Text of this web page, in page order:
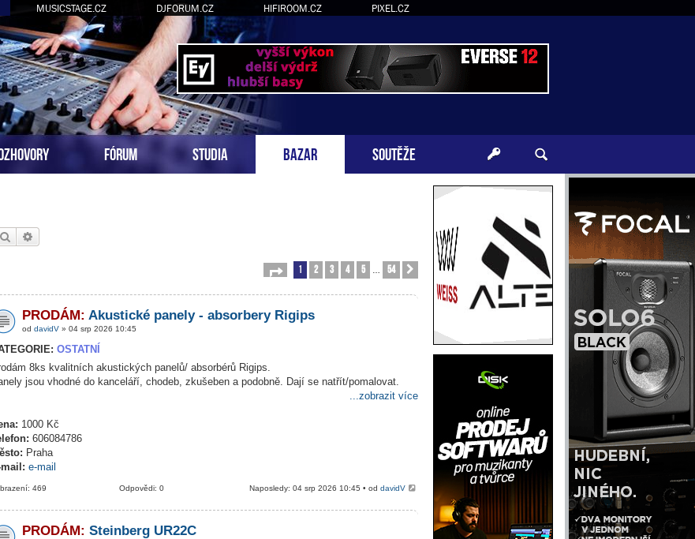
MUSICSTAGE.CZ DJFORUM.CZ HIFIROOM.CZ PIXEL.CZ
FÓRUM STUDIA BAZAR SOUTĚŽE
Hledat
Stránka 1z 54
1 2 3 4 5 54
PRODÁM: Akustické panely - absorbery Rigips
od davidV » 04 srp 2026 10:45
OSTATNÍ
8ks kvalitních akustických panelů/ absorbérů Rigips.
jsou vhodné do kanceláří, chodeb, zkušeben a podobně. Dají se natřít/pomalovat.
...zobrazit více
1000 Kč
606084786
Praha
mail: e-mail
Naposledy: 04 srp 2026 10:45 • oddavidV
Odpovědi: 0
469
PRODÁM: Steinberg UR22C